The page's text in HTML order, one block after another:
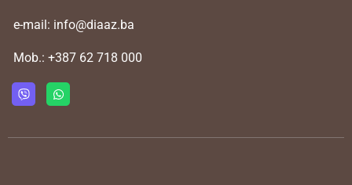
e-mail: info@diaaz.ba
Mob.: +387 62 718 000